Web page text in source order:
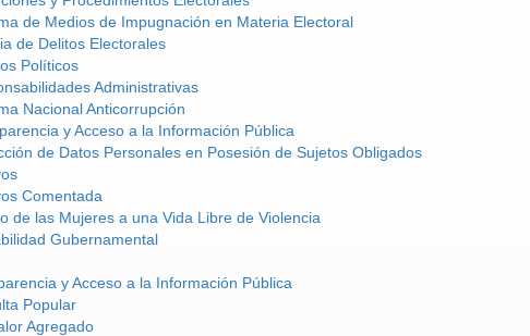
de Medios de Impugnación en Materia Electoral
de Delitos Electorales
Políticos
Administrativas
Nacional Anticorrupción
y Acceso a la Información Pública
de Datos Personales en Posesión de Sujetos Obligados
Comentada
de las Mujeres a una Vida Libre de Violencia
Gubernamental
y Acceso a la Información Pública
Popular
Agregado